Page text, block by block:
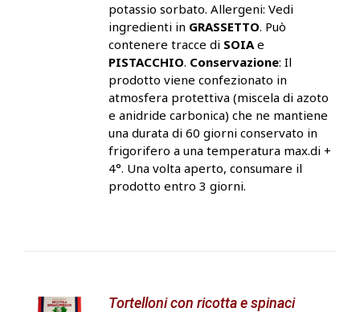
potassio sorbato. Allergeni: Vedi
ingredienti in GRASSETTO. Può
contenere tracce di SOIAe
PISTACCHIO. Conservazione: Il
prodotto viene confezionato in
atmosfera protettiva (miscela di azoto
e anidride carbonica) che ne mantiene
una durata di 60 giorni conservato in
frigorifero a una temperatura max.di +
4°. Una volta aperto, consumare il
prodotto entro 3 giorni.
Tortelloni con ricotta e spinaci